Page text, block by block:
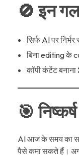
🚫 इन
सिर्फ AI पर निर्भर
बिना editing के
कॉपी कंटेंट बनाना
🎯 निष्कर्ष
AI आज के समय का
पैसे कमा सकते हैं।